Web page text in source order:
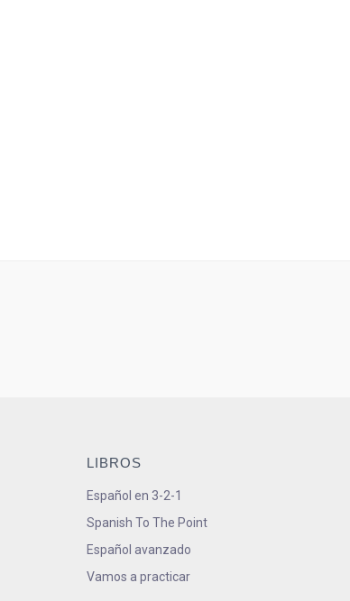
LIBROS
Español en 3-2-1
Spanish To The Point
Español avanzado
Vamos a practicar